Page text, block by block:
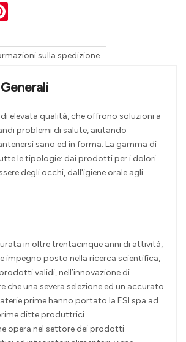
sulla spedizione
elevata qualità, che offrono soluzioni a
problemi di salute, aiutando
sano ed in forma. La gamma di
le tipologie: dai prodotti per i dolori
degli occhi, dall'igiene orale agli
in oltre trentacinque anni di attività,
impegno posto nella ricerca scientifica,
validi, nell’innovazione di
che una severa selezione ed un accurato
prime hanno portato la ESI spa ad
ditte produttrici.
opera nel settore dei prodotti